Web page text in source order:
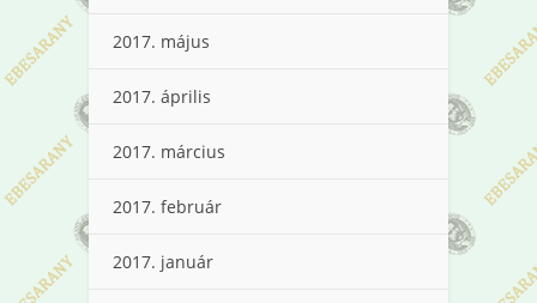
2017. május
2017. április
2017. március
2017. február
2017. január